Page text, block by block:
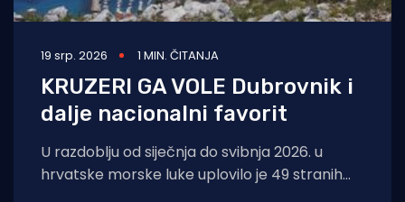
19 srp. 2026 1 MIN. ČITANJA
KRUZERI GA VOLE Dubrovnik i
dalje nacionalni favorit
U razdoblju od siječnja do svibnja 2026. u
hrvatske morske luke uplovilo je 49 stranih